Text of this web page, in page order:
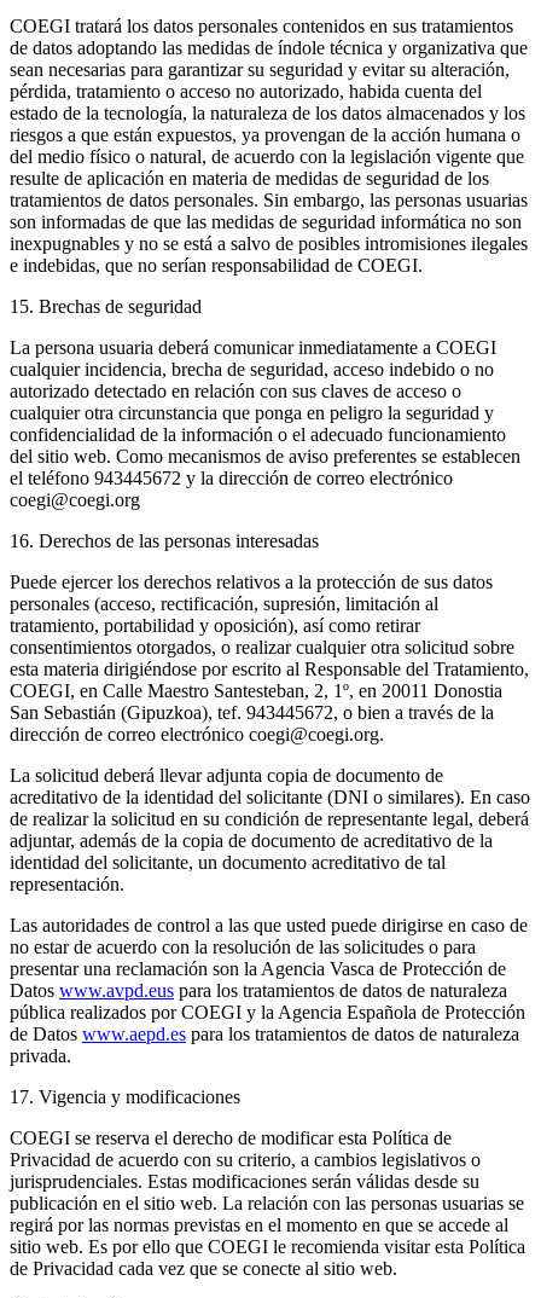
COEGI tratará los datos personales contenidos en sus tratamientos
de datos adoptando las medidas de índole técnica y organizativa que
sean necesarias para garantizar su seguridad y evitar su alteración,
pérdida, tratamiento o acceso no autorizado, habida cuenta del
estado de la tecnología, la naturaleza de los datos almacenados y los
riesgos a que están expuestos, ya provengan de la acción humana o
del medio físico o natural, de acuerdo con la legislación vigente que
resulte de aplicación en materia de medidas de seguridad de los
tratamientos de datos personales. Sin embargo, las personas usuarias
son informadas de que las medidas de seguridad informática no son
inexpugnables y no se está a salvo de posibles intromisiones ilegales
e indebidas, que no serían responsabilidad de COEGI.
15. Brechas de seguridad
La persona usuaria deberá comunicar inmediatamente a COEGI
cualquier incidencia, brecha de seguridad, acceso indebido o no
autorizado detectado en relación con sus claves de acceso o
cualquier otra circunstancia que ponga en peligro la seguridad y
confidencialidad de la información o el adecuado funcionamiento
del sitio web. Como mecanismos de aviso preferentes se establecen
el teléfono 943445672 y la dirección de correo electrónico
coegi@coegi.org
16. Derechos de las personas interesadas
Puede ejercer los derechos relativos a la protección de sus datos
personales (acceso, rectificación, supresión, limitación al
tratamiento, portabilidad y oposición), así como retirar
consentimientos otorgados, o realizar cualquier otra solicitud sobre
esta materia dirigiéndose por escrito al Responsable del Tratamiento,
COEGI, en Calle Maestro Santesteban, 2, 1º, en 20011 Donostia
San Sebastián (Gipuzkoa), tef. 943445672, o bien a través de la
dirección de correo electrónico coegi@coegi.org.
La solicitud deberá llevar adjunta copia de documento de
acreditativo de la identidad del solicitante (DNI o similares). En caso
de realizar la solicitud en su condición de representante legal, deberá
adjuntar, además de la copia de documento de acreditativo de la
identidad del solicitante, un documento acreditativo de tal
representación.
Las autoridades de control a las que usted puede dirigirse en caso de
no estar de acuerdo con la resolución de las solicitudes o para
presentar una reclamación son la Agencia Vasca de Protección de
Datos www.avpd.eus para los tratamientos de datos de naturaleza
pública realizados por COEGI y la Agencia Española de Protección
de Datos www.aepd.es para los tratamientos de datos de naturaleza
privada.
17. Vigencia y modificaciones
COEGI se reserva el derecho de modificar esta Política de
Privacidad de acuerdo con su criterio, a cambios legislativos o
jurisprudenciales. Estas modificaciones serán válidas desde su
publicación en el sitio web. La relación con las personas usuarias se
regirá por las normas previstas en el momento en que se accede al
sitio web. Es por ello que COEGI le recomienda visitar esta Política
de Privacidad cada vez que se conecte al sitio web.